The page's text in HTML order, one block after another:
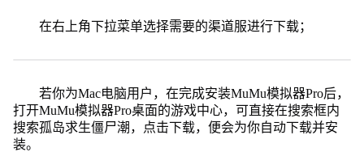
在右上角下拉菜单选择需要的渠道服进行下载；
若你为Mac电脑用户，在完成安装MuMu模拟器Pro后，
打开MuMu模拟器Pro桌面的游戏中心，可直接在搜索框内
搜索孤岛求生僵尸潮，点击下载，便会为你自动下载并安
装。